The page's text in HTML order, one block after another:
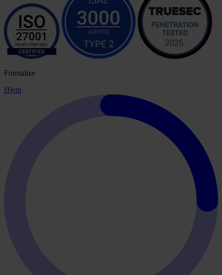
Formalize
Hjem